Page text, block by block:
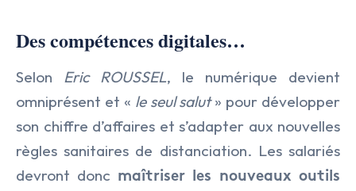
Des compétences digitales…
Selon Eric ROUSSEL, le numérique devient
omniprésent et « le seul salut» pour développer
son chiffre d’affaires et s’adapter aux nouvelles
règles sanitaires de distanciation. Les salariés
devront donc maîtriser les nouveaux outils